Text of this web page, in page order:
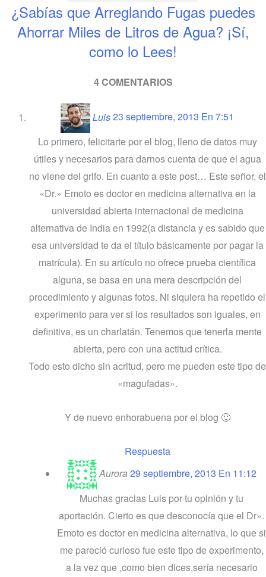
¿Sabías que Arreglando Fugas puedes
Ahorrar Miles de Litros de Agua? ¡Sí,
como lo Lees!
4 COMENTARIOS
Luis23 septiembre, 2013 En 7:51
Lo primero, felicitarte por el blog, lleno de datos muy
útiles y necesarios para darnos cuenta de que el agua
no viene del grifo. En cuanto a este post… Este señor, el
«Dr.» Emoto es doctor en medicina alternativa en la
universidad abierta internacional de medicina
alternativa de India en 1992(a distancia y es sabido que
esa universidad te da el título básicamente por pagar la
matrícula). En su artículo no ofrece prueba científica
alguna, se basa en una mera descripción del
procedimiento y algunas fotos. Ni siquiera ha repetido el
experimento para ver si los resultados son iguales, en
definitiva, es un charlatán. Tenemos que tenerla mente
abierta, pero con una actitud crítica.
Todo esto dicho sin acritud, pero me pueden este tipo de
«magufadas».
Y de nuevo enhorabuena por el blog 🙂
Respuesta
Aurora 29 septiembre, 2013 En 11:12
Muchas gracias Luis por tu opinión y tu
aportación. Cierto es que desconocía que el Dr».
Emoto es doctor en medicina alternativa, lo que si
me pareció curioso fue este tipo de experimento,
a la vez que ,como bien dices,sería necesario